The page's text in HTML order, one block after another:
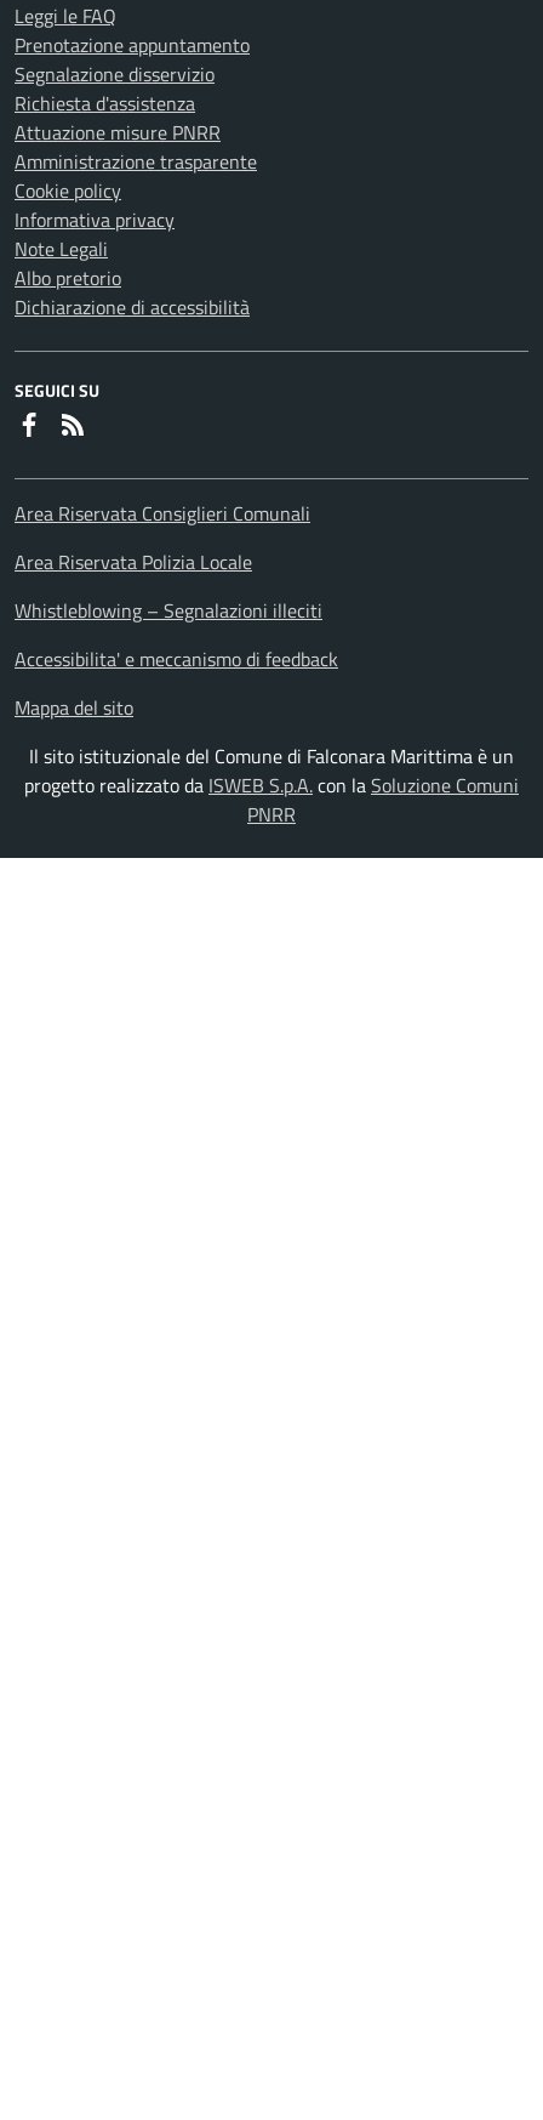
Leggi le FAQ
Prenotazione appuntamento
Segnalazione disservizio
Richiesta d'assistenza
Attuazione misure PNRR
Amministrazione trasparente
Cookie policy
Informativa privacy
Note Legali
Albo pretorio
Dichiarazione di accessibilità
SEGUICI SU
Faceboook
Area Riservata Consiglieri Comunali
Area Riservata Polizia Locale
Whistleblowing – Segnalazioni illeciti
Accessibilita' e meccanismo di feedback
Mappa del sito
Il sito istituzionale del Comune di Falconara Marittima è un
progetto realizzato da ISWEB S.p.A.con laSoluzione Comuni
PNRR